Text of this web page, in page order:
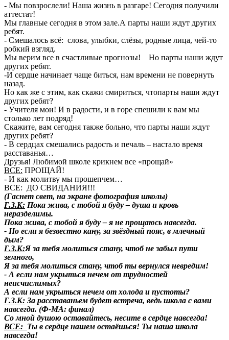
- Мы повзрослели! Наша жизнь в разгаре! Сегодня получили
аттестат!
Мы главные сегодня в этом зале.А парты наши ждут других
ребят.
- Смешалось всё: слова, улыбки, слёзы, родные лица, чей-то
робкий взгляд.
Мы верим все в счастливые прогнозы! Но парты наши ждут
других ребят.
-И сердце начинает чаще биться, нам времени не повернуть
назад.
Но как же с этим, как скажи смириться, чтопарты наши ждут
других ребят?
- Учителя мои! И в радости, и в горе спешили к вам мы
столько лет подряд!
Скажите, вам сегодня также больно, что парты наши ждут
других ребят?
- В сердцах смешались радость и печаль – настало время
расставанья…
Друзья! Любимой школе крикнем все «прощай»
ВСЕ: ПРОЩАЙ!
- И как молитву мы прошепчем…
ВСЕ: ДО СВИДАНИЯ!!!
(Гаснет свет, на экране фотография школы)
Г.З.К: Пока жива, с тобой я буду – душа и кровь
неразделимы.
Пока жива, с тобой я буду – я не прощаюсь навсегда.
- Но если я безвестно кану, за звёздный пояс, в млечный
дым?
Г.З.К:Я за тебя молиться стану, чтоб не забыл пути
земного,
Я за тебя молиться стану, чтоб ты вернулся невредим!
- А если нам укрыться нечем от трудностей
неисчислимых?
А если нам укрыться нечем от холода и пустоты?
Г.З.К: За расставаньем будет встреча, ведь школа с вами
навсегда. (Ф-МА: финал)
Со мной душою оставайтесь, несите в сердце навсегда!
ВСЕ: Ты в сердце нашем остаёшься! Ты наша школа
навсегда!